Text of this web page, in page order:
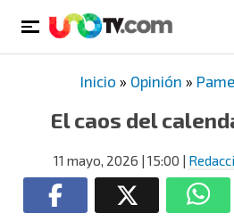
Inicio » Opinión »
El caos del
11 mayo, 2026 | 15:00 |